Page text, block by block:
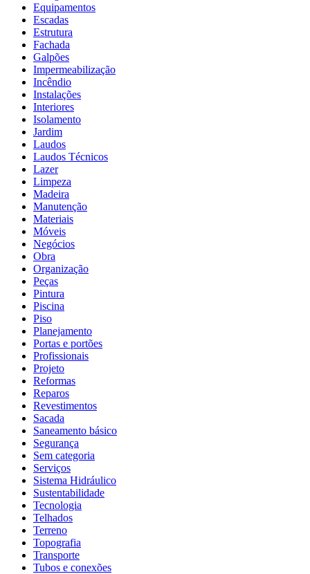
Equipamentos
Escadas
Estrutura
Fachada
Galpões
Impermeabilização
Incêndio
Instalações
Interiores
Isolamento
Jardim
Laudos
Laudos Técnicos
Lazer
Limpeza
Madeira
Manutenção
Materiais
Móveis
Negócios
Obra
Organização
Peças
Pintura
Piscina
Piso
Planejamento
Portas e portões
Profissionais
Projeto
Reformas
Reparos
Revestimentos
Sacada
Saneamento básico
Segurança
Sem categoria
Serviços
Sistema Hidráulico
Sustentabilidade
Tecnologia
Telhados
Terreno
Topografia
Transporte
Tubos e conexões